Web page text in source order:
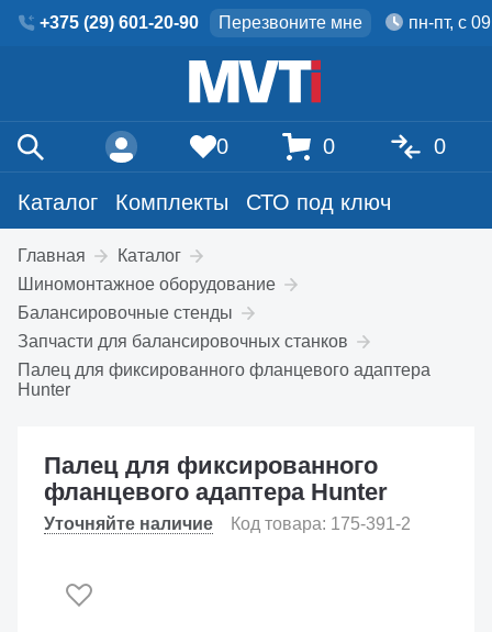
+375 (29) 601-20-90 Перезвоните мне пн-пт, с
Каталог Комплекты СТО под ключ
0 0 0
Главная
Каталог
Шиномонтажное оборудование
Балансировочные стенды
Запчасти для балансировочных станков
Палец для фиксированного фланцевого адаптера
Hunter
Палец для фиксированного
фланцевого адаптера Hunter
Уточняйте наличие Код товара: 175-391-2